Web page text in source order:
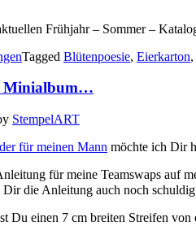
Frühjahr – Sommer –
Tagged Blütenpoesie, Eierkarton,
Minialbum…
StempelART
für meinen Mann möchte ich Dir
für meine Teamswaps
die Anleitung auch noch
Du einen 7 cm breiten Streifen